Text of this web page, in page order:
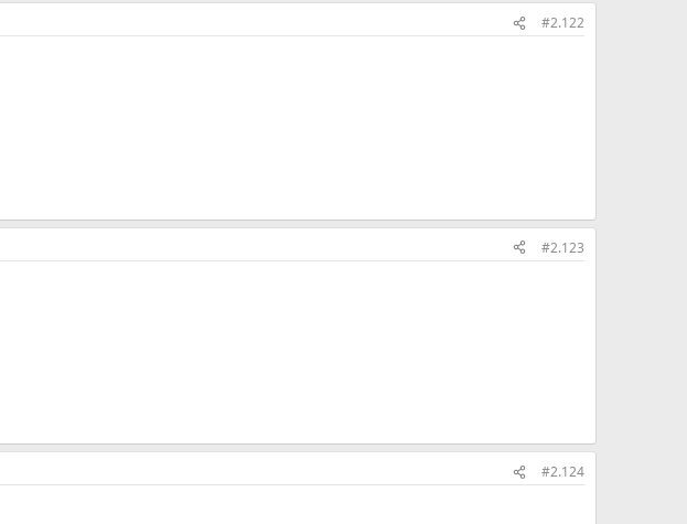
#2.122
#2.123
#2.124